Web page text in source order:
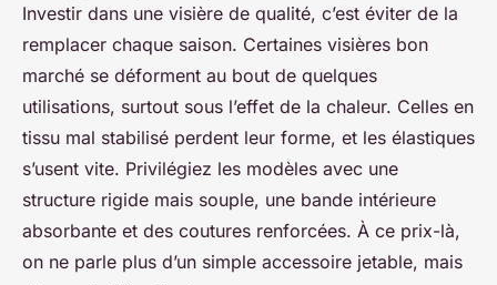
Investir dans une visière de qualité, c’est éviter de la
remplacer chaque saison. Certaines visières bon
marché se déforment au bout de quelques
utilisations, surtout sous l’effet de la chaleur. Celles en
tissu mal stabilisé perdent leur forme, et les élastiques
s’usent vite. Privilégiez les modèles avec une
structure rigide mais souple, une bande intérieure
absorbante et des coutures renforcées. À ce prix-là,
on ne parle plus d’un simple accessoire jetable, mais